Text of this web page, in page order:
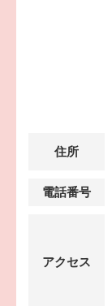
住所
電話番号
アクセス